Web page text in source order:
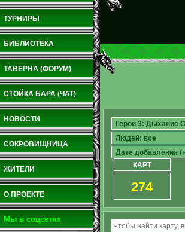
ТУРНИРЫ
БИБЛИОТЕКА
ТАВЕРНА (ФОРУМ)
СТОЙКА БАРА (ЧАТ)
НОВОСТИ
СОКРОВИЩНИЦА
ЖИТЕЛИ
О ПРОЕКТЕ
Мы в соцсетях
КАРТ
274